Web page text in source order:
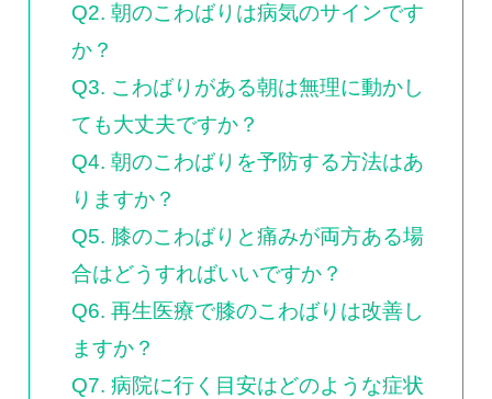
Q2. 朝のこわばりは病気のサインです
か？
Q3. こわばりがある朝は無理に動かし
ても大丈夫ですか？
Q4. 朝のこわばりを予防する方法はあ
りますか？
Q5. 膝のこわばりと痛みが両方ある場
合はどうすればいいですか？
Q6. 再生医療で膝のこわばりは改善し
ますか？
Q7. 病院に行く目安はどのような症状